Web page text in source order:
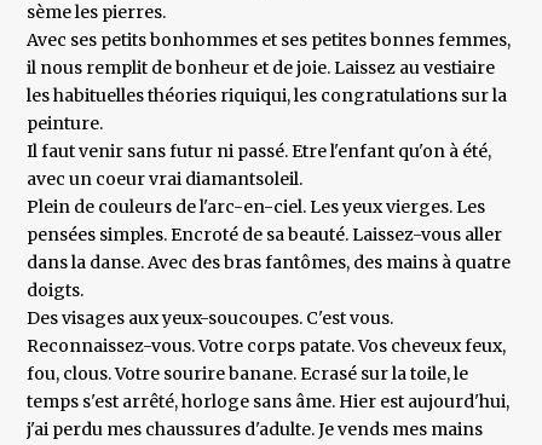
sème les pierres.
Avec ses petits bonhommes et ses petites bonnes femmes,
il nous remplit de bonheur et de joie. Laissez au vestiaire
les habituelles théories riquiqui, les congratulations sur la
peinture.
Il faut venir sans futur ni passé. Etre l'enfant qu'on à été,
avec un coeur vrai diamantsoleil.
Plein de couleurs de l'arc-en-ciel. Les yeux vierges. Les
pensées simples. Encroté de sa beauté. Laissez-vous aller
dans la danse. Avec des bras fantômes, des mains à quatre
doigts.
Des visages aux yeux-soucoupes. C'est vous.
Reconnaissez-vous. Votre corps patate. Vos cheveux feux,
fou, clous. Votre sourire banane. Ecrasé sur la toile, le
temps s'est arrêté, horloge sans âme. Hier est aujourd'hui,
j'ai perdu mes chaussures d'adulte. Je vends mes mains